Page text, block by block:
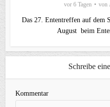
vor 6 Tagen von
Das 27. Ententreffen auf dem
August beim
Schreibe
Kommentar